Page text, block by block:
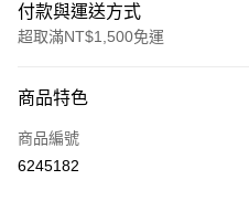
付款與運送方式
超取滿NT$1,500免運
信用卡一次付款
超商取貨付款
商品特色
商品編號
6245182